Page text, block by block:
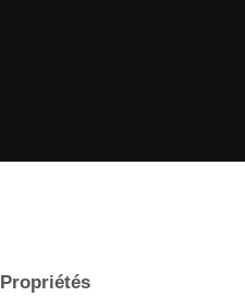
Propriétés